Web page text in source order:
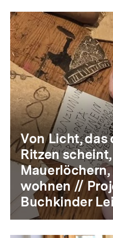
Von Licht, das
Ritzen
wohnen //
Buchkinder